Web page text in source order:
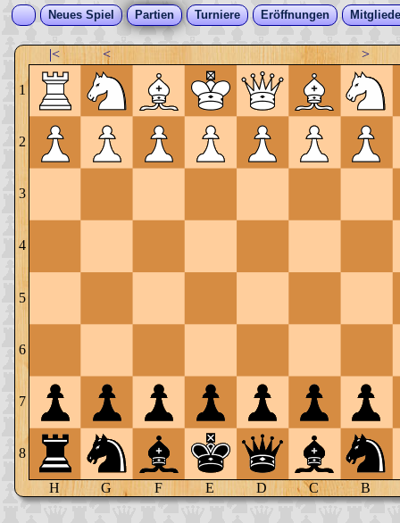
Neues Spiel Partien Turniere Eröffnungen
|< < >
1
2
3
4
5
6
7
8
H G F E D C B